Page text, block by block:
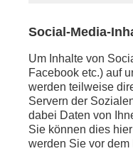
Social-Media-
Um Inhalte von
Facebook etc.) auf
werden teilweise
Servern der
dabei Daten von
Sie können dies
werden Sie vor